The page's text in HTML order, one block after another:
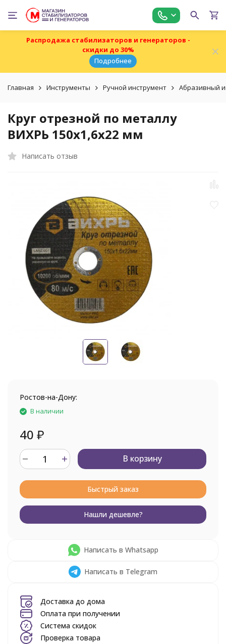
Распродажа стабилизаторов и генераторов -
скидки до 30%
Подробнее
Главная Инструменты Ручной инструмент Абразивный
Круг отрезной по металлу
ВИХРЬ 150х1,6х22 мм
Написать отзыв
Ростов-на-Дону:
В наличии
40 ₽
В корзину
Быстрый заказ
Нашли дешевле?
Написать в Whatsapp
Написать в Telegram
Доставка до дома
Оплата при получении
Система скидок
Проверка товара